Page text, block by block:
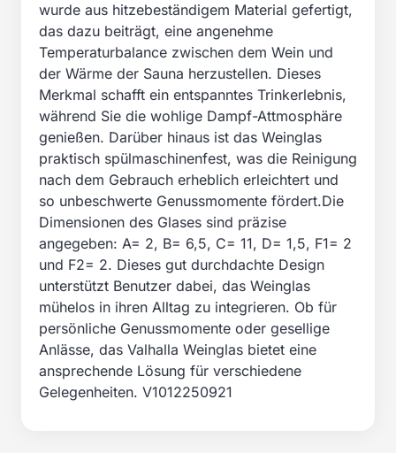
wurde aus hitzebeständigem Material gefertigt,
das dazu beiträgt, eine angenehme
Temperaturbalance zwischen dem Wein und
der Wärme der Sauna herzustellen. Dieses
Merkmal schafft ein entspanntes Trinkerlebnis,
während Sie die wohlige Dampf-Attmosphäre
genießen. Darüber hinaus ist das Weinglas
praktisch spülmaschinenfest, was die Reinigung
nach dem Gebrauch erheblich erleichtert und
so unbeschwerte Genussmomente fördert.Die
Dimensionen des Glases sind präzise
angegeben: A= 2, B= 6,5, C= 11, D= 1,5, F1= 2
und F2= 2. Dieses gut durchdachte Design
unterstützt Benutzer dabei, das Weinglas
mühelos in ihren Alltag zu integrieren. Ob für
persönliche Genussmomente oder gesellige
Anlässe, das Valhalla Weinglas bietet eine
ansprechende Lösung für verschiedene
Gelegenheiten. V1012250921